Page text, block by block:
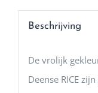
Beschrijving
De vrolijk
Deense RICE